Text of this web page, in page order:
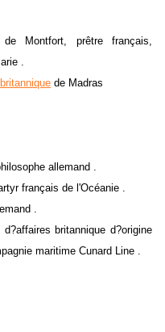
Montfort, prêtre français,
.
britannique de Madras
allemand .
français de l'Océanie .
.
britannique d?origine
maritime Cunard Line .